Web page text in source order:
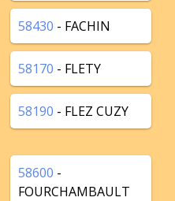
58430 - FACHIN
58170 - FLETY
58190 - FLEZ CUZY
58600 -
FOURCHAMBAULT